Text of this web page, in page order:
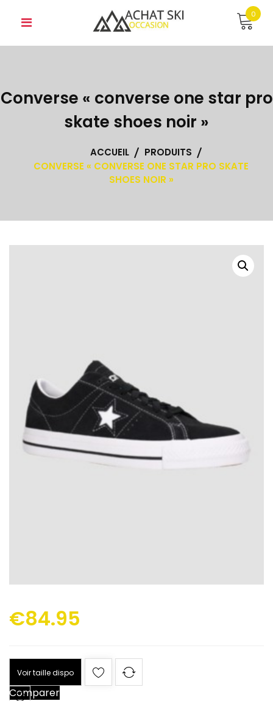
0
Converse « converse one star pro
skate shoes noir »
ACCUEIL
PRODUITS
CONVERSE « CONVERSE ONE STAR PRO SKATE
SHOES NOIR »
€84.95
Voir taille dispo
Comparer